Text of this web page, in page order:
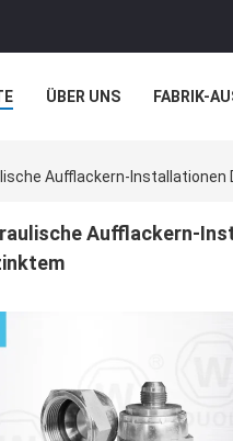
ÜBER UNS FABRIK-
Aufflackern-Installationen
Aufflackern-